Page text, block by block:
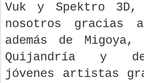
Vuk y Spektro
nosotros gracias
además de Migoya,
Quijandría y
jóvenes artistas